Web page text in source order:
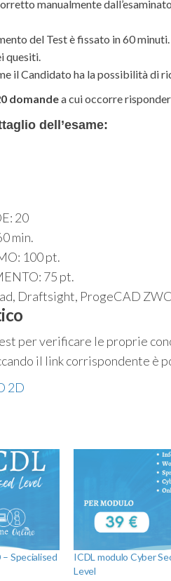
manualmente
del Test è fissato in 60
quesiti.
il Candidato ha la possibilità di
domandea cui occorre
dell’esame:
20
min.
100 pt.
75 pt.
Draftsight, ProgeCAD
per verificare le proprie
il link corrispondente è
2D
Specialised
ICDL modulo Cyber
Level